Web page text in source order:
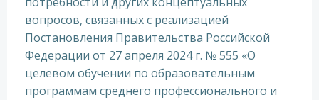
вопросов, связанных с реализацией
Постановления Правительства Российской
Федерации от 27 апреля 2024 г. № 555 «О
целевом обучении по образовательным
программам среднего профессионального и